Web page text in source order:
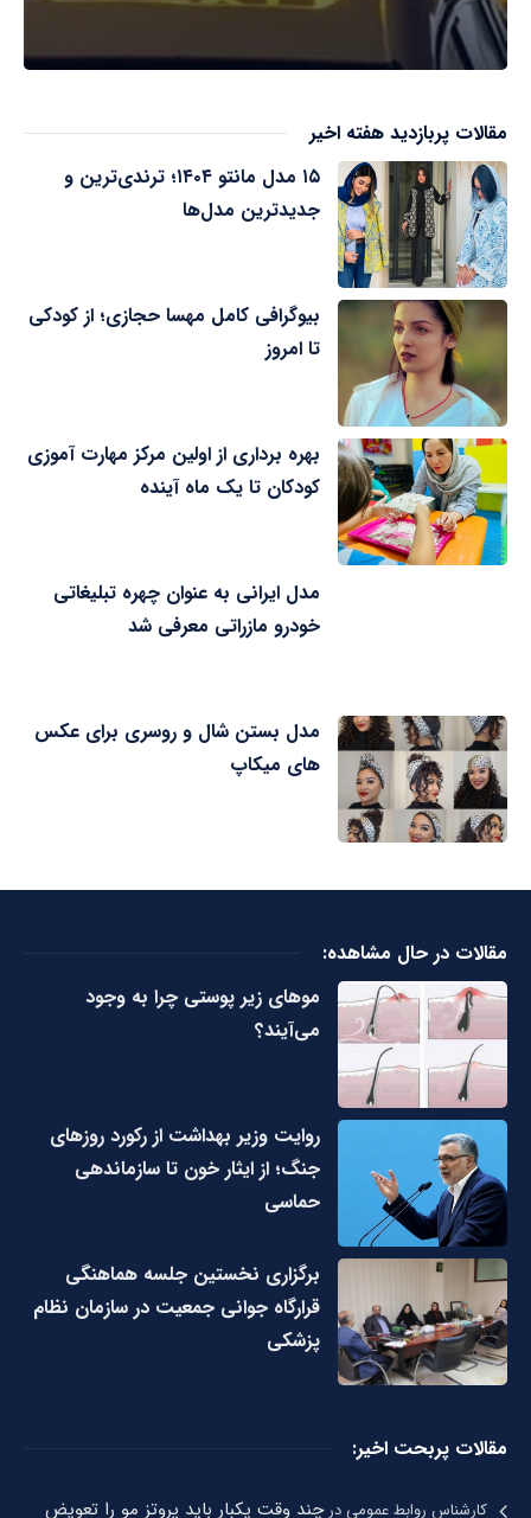
مقالات پربازدید هفته اخیر
۱۵ مدل مانتو ۱۴۰۴؛ ترندی‌ترین و
جدیدترین مدل‌ها
بیوگرافی کامل مهسا حجازی؛ از کودکی
تا امروز
بهره برداری از اولین مرکز مهارت آموزی
کودکان تا یک ماه آینده
مدل ایرانی به عنوان چهره تبلیغاتی
خودرو مازراتی معرفی شد
مدل بستن شال و روسری برای عکس
های میکاپ
مقالات در حال مشاهده:
مو‌های زیر پوستی چرا به وجود
می‌آیند؟
روایت وزیر بهداشت از رکورد روزهای
جنگ؛ از ایثار خون تا سازماندهی
حماسی
برگزاری نخستین جلسه هماهنگی
قرارگاه جوانی جمعیت در سازمان نظام
پزشکی
مقالات پربحت اخیر:
کارشناس روابط عمومیدرچند وقت یکبار باید پروتز مو را تعویض